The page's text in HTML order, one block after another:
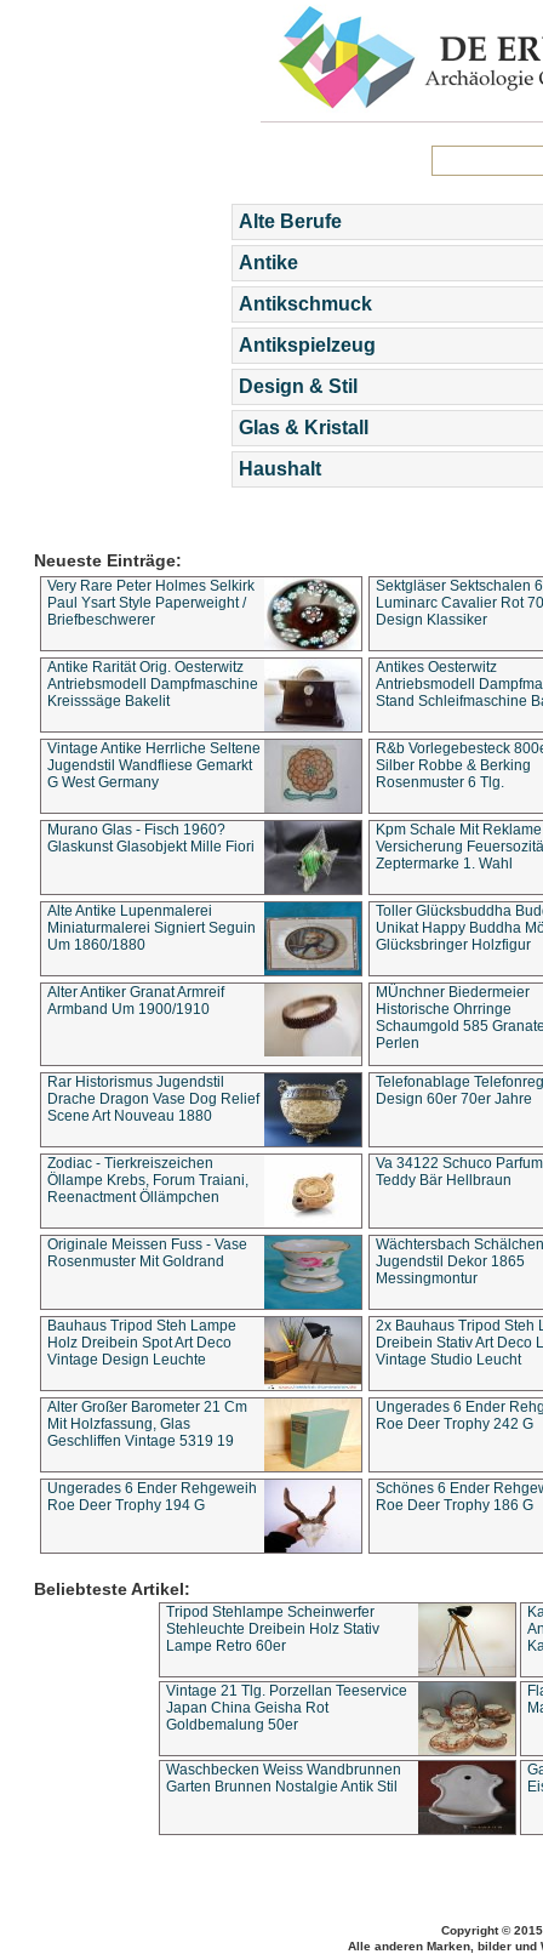
Alte Berufe
Antike
Antikschmuck
Antikspielzeug
Design & Stil
Glas & Kristall
Haushalt
Neueste Einträge:
Very Rare Peter Holmes Selkirk
Paul Ysart Style Paperweight /
Briefbeschwerer
Sektgläser Sektschalen
Luminarc Cavalier Rot
Design Klassiker
Antike Rarität Orig. Oesterwitz
Antriebsmodell Dampfmaschine
Kreisssäge Bakelit
Antikes Oesterwitz
Antriebsmodell
Stand Schleifmaschine
Vintage Antike Herrliche Seltene
Jugendstil Wandfliese Gemarkt
G West Germany
R&b Vorlegebesteck
Silber Robbe & Berking
Rosenmuster 6 Tlg.
Murano Glas - Fisch 1960?
Glaskunst Glasobjekt Mille Fiori
Kpm Schale Mit Reklame
Versicherung
Zeptermarke 1. Wahl
Alte Antike Lupenmalerei
Miniaturmalerei Signiert Seguin
Um 1860/1880
Toller Glücksbuddha
Unikat Happy Buddha
Glücksbringer Holzfigur
Alter Antiker Granat Armreif
Armband Um 1900/1910
MÜnchner Biedermeier
Historische Ohrringe
Schaumgold 585
Perlen
Rar Historismus Jugendstil
Drache Dragon Vase Dog Relief
Scene Art Nouveau 1880
Telefonablage
Design 60er 70er Jahre
Zodiac - Tierkreiszeichen
Öllampe Krebs, Forum Traiani,
Reenactment Öllämpchen
Va 34122 Schuco
Teddy Bär Hellbraun
Originale Meissen Fuss - Vase
Rosenmuster Mit Goldrand
Wächtersbach Schälchen
Jugendstil Dekor 1865
Messingmontur
Bauhaus Tripod Steh Lampe
Holz Dreibein Spot Art Deco
Vintage Design Leuchte
2x Bauhaus Tripod Steh
Dreibein Stativ Art Deco
Vintage Studio Leucht
Alter Großer Barometer 21 Cm
Mit Holzfassung, Glas
Geschliffen Vintage 5319 19
Ungerades 6 Ender
Roe Deer Trophy 242 G
Ungerades 6 Ender Rehgeweih
Roe Deer Trophy 194 G
Schönes 6 Ender
Roe Deer Trophy 186 G
Beliebteste Artikel:
Tripod Stehlampe Scheinwerfer
Stehleuchte Dreibein Holz Stativ
Lampe Retro 60er
Vintage 21 Tlg. Porzellan Teeservice
Japan China Geisha Rot
Goldbemalung 50er
Waschbecken Weiss Wandbrunnen
Garten Brunnen Nostalgie Antik Stil
Copyright ©
Alle anderen Marken, bilder und